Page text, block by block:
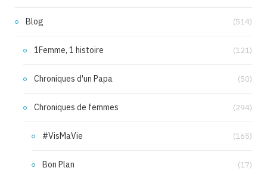
Blog (514)
1Femme, 1 histoire (121)
Chroniques d'un Papa (50)
Chroniques de femmes (294)
#VisMaVie (165)
Bon Plan (17)